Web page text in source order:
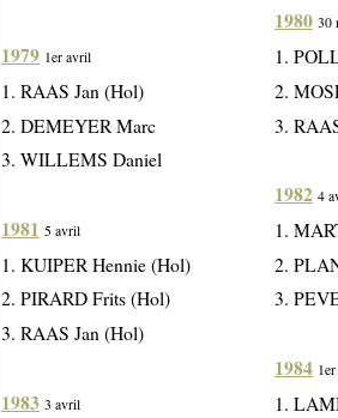
1979 1er avril
1. RAAS Jan (Hol)
2. DEMEYER Marc
3. WILLEMS Daniel
1981 5 avril
1. KUIPER Hennie (Hol)
2. PIRARD Frits (Hol)
3. RAAS Jan (Hol)
1983 3 avril
1980 30
1.
2.
3.
1982 4
1.
2.
3.
1984
1.